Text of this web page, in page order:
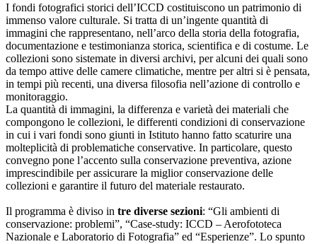
I fondi fotografici storici dell’ICCD costituiscono un patrimonio di
immenso valore culturale. Si tratta di un’ingente quantità di
immagini che rappresentano, nell’arco della storia della fotografia,
documentazione e testimonianza storica, scientifica e di costume. Le
collezioni sono sistemate in diversi archivi, per alcuni dei quali sono
da tempo attive delle camere climatiche, mentre per altri si è pensata,
in tempi più recenti, una diversa filosofia nell’azione di controllo e
monitoraggio.
La quantità di immagini, la differenza e varietà dei materiali che
compongono le collezioni, le differenti condizioni di conservazione
in cui i vari fondi sono giunti in Istituto hanno fatto scaturire una
molteplicità di problematiche conservative. In particolare, questo
convegno pone l’accento sulla conservazione preventiva, azione
imprescindibile per assicurare la miglior conservazione delle
collezioni e garantire il futuro del materiale restaurato.
Il programma è diviso in tre diverse sezioni: “Gli ambienti di
conservazione: problemi”, “Case-study: ICCD – Aerofototeca
Nazionale e Laboratorio di Fotografia” ed “Esperienze”. Lo spunto